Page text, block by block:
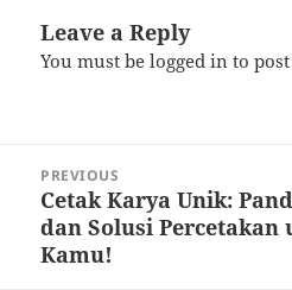
Leave a Reply
You must belogged in to
navigation
PREVIOUS
Previous
post:
Cetak Karya Unik:
dan Solusi Percetakan
Kamu!